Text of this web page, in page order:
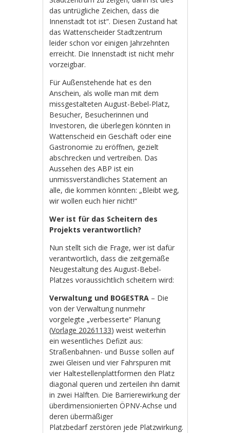
das untrügliche Zeichen, dass die
Innenstadt tot ist“. Diesen Zustand hat
das Wattenscheider Stadtzentrum
leider schon vor einigen Jahrzehnten
erreicht. Die Innenstadt ist nicht mehr
vorzeigbar.
Für Außenstehende hat es den
Anschein, als wolle man mit dem
missgestalteten August-Bebel-Platz,
Besucher, Besucherinnen und
Investoren, die überlegen könnten in
Wattenscheid ein Geschäft oder eine
Gastronomie zu eröffnen, gezielt
abschrecken und vertreiben. Das
Aussehen des ABP ist ein
unmissverständliches Statement an
alle, die kommen könnten: „Bleibt weg,
wir wollen euch hier nicht!“
Wer ist für das Scheitern des
Projekts verantwortlich?
Nun stellt sich die Frage, wer ist dafür
verantwortlich, dass die zeitgemäße
Neugestaltung des August-Bebel-
Platzes voraussichtlich scheitern wird:
Verwaltung und BOGESTRA – Die
von der Verwaltung nunmehr
vorgelegte „verbesserte“ Planung
(Vorlage 20261133) weist weiterhin
ein wesentliches Defizit aus:
Straßenbahnen- und Busse sollen auf
zwei Gleisen und vier Fahrspuren mit
vier Haltestellenplattformen den Platz
diagonal queren und zerteilen ihn damit
in zwei Hälften. Die Barrierewirkung der
überdimensionierten ÖPNV-Achse und
deren übermäßiger
Platzbedarf zerstören jede Platzwirkung.